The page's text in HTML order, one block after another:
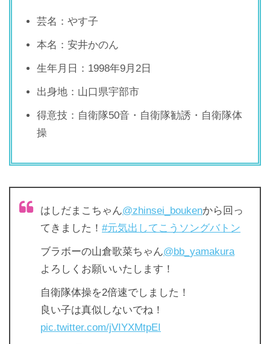
芸名：やす子
本名：安井かのん
生年月日：1998年9月2日
出身地：山口県宇部市
得意技：自衛隊50音・自衛隊勧誘・自衛隊体
操
はしだまこちゃん@zhinsei_boukenから回っ
てきました！ #元気出してこうソングバトン
ブラボーの山倉歌菜ちゃん@bb_yamakura
よろしくお願いいたします！
自衛隊体操を2倍速でしました！
良い子は真似しないでね！
pic.twitter.com/jVIYXMtpEI